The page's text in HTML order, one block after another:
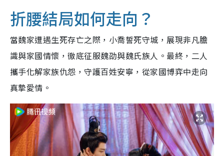
折腰結局如何走向？
當魏家遭遇生死存亡之際，小喬誓死守城，展現非凡膽
識與家國情懷，徹底征服魏劭與魏氏族人。最終，二人
攜手化解家族仇怨，守護百姓安寧，從家國博弈中走向
真摯愛情。